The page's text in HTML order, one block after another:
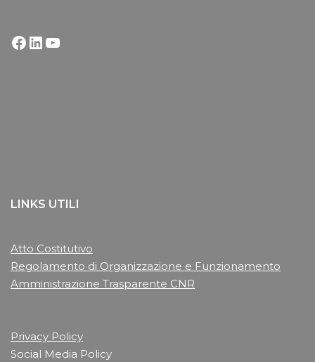
LINKS UTILI
Atto Costitutivo
Regolamento di Organizzazione e Funzionamento
Amministrazione Trasparente CNR
Privacy Policy
Social Media Policy